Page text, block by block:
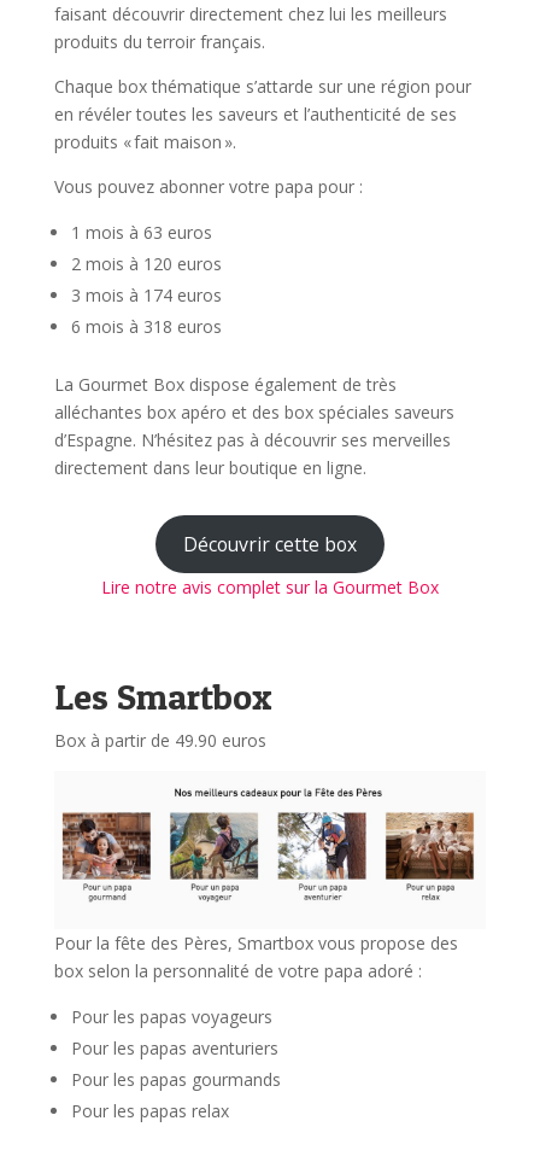
faisant découvrir directement chez lui les meilleurs
produits du terroir français.
Chaque box thématique s’attarde sur une région pour
en révéler toutes les saveurs et l’authenticité de ses
produits « fait maison ».
Vous pouvez abonner votre papa pour :
1 mois à 63 euros
2 mois à 120 euros
3 mois à 174 euros
6 mois à 318 euros
La Gourmet Box dispose également de très
alléchantes box apéro et des box spéciales saveurs
d’Espagne. N’hésitez pas à découvrir ses merveilles
directement dans leur boutique en ligne.
Découvrir cette box
Lire notre avis complet sur la Gourmet Box
Les Smartbox
Box à partir de 49.90 euros
Pour la fête des Pères, Smartbox vous propose des
box selon la personnalité de votre papa adoré :
Pour les papas voyageurs
Pour les papas aventuriers
Pour les papas gourmands
Pour les papas relax